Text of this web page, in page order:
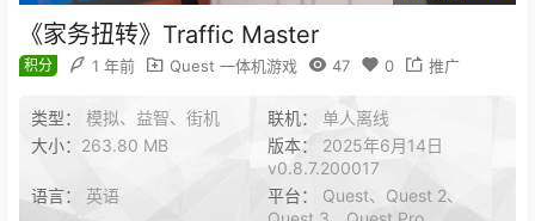
《家务扭转》Traffic Master
积分 1 年前 Quest 一体机游戏 47 0 推广
类型： 模拟、益智、街机 联机： 单人离线
大小： 263.80 MB 版本： 2025年6月14日
v0.8.7.200017
语言： 英语 平台： Quest、Quest 2、